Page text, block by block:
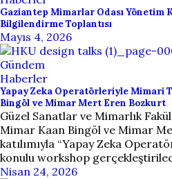
Gaziantep Mimarlar Odası Yönetim
Bilgilendirme Toplantısı
Mayıs 4, 2026
Gündem
Haberler
Yapay Zeka Operatörleriyle Mimari
Bingöl ve Mimar Mert Eren Bozkurt
Güzel Sanatlar ve Mimarlık
Mimar Kaan Bingöl ve Mimar
katılımıyla “Yapay Zeka
konulu workshop
Nisan 24, 2026